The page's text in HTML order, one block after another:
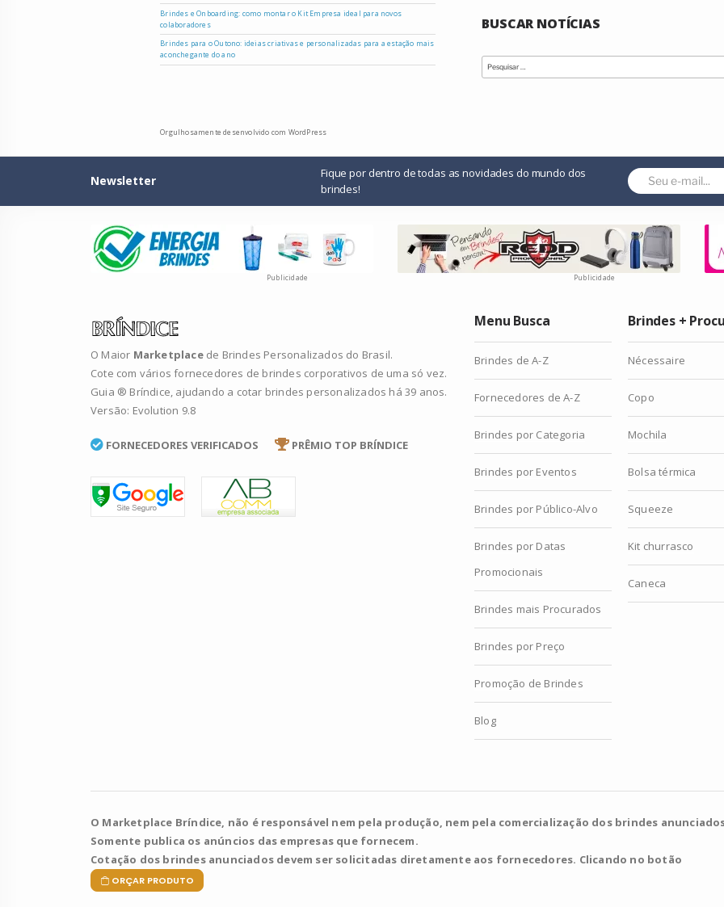
Brindes e Onboarding: como montar o Kit Empresa ideal para novos
colaboradores
Brindes para o Outono: ideias criativas e personalizadas para a estação mais
aconchegante do ano
BUSCAR NOTÍCIAS
por:
Orgulhosamente desenvolvido com WordPress
Newsletter
Fique por dentro de todas as novidades do mundo dos
brindes!
Publicidade Publicidade
O Maior Marketplace de Brindes Personalizados do Brasil.
Cote com vários fornecedores de brindes corporativos de uma só vez.
Guia ® Bríndice, ajudando a cotar brindes personalizados há 39 anos.
Versão: Evolution 9.8
FORNECEDORES VERIFICADOS PRÊMIO TOP BRÍNDICE
Menu Busca
Brindes de A-Z
Fornecedores de A-Z
Brindes por Categoria
Brindes por Eventos
Brindes por Público-Alvo
Brindes por Datas
Promocionais
Brindes mais Procurados
Brindes por Preço
Promoção de Brindes
Blog
Brindes +
Nécessaire
Copo
Mochila
Bolsa térmica
Squeeze
Kit churrasco
Caneca
O Marketplace Bríndice, não é responsável nem pela produção, nem pela comercialização dos brindes
Somente publica os anúncios das empresas que fornecem.
Cotação dos brindes anunciados devem ser solicitadas diretamente aos fornecedores. Clicando no botão
ORÇAR PRODUTO